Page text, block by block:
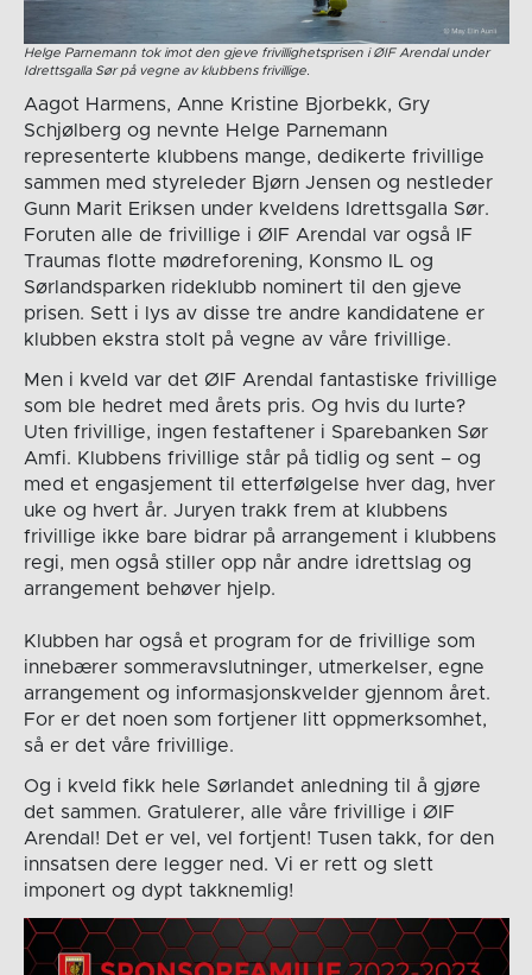
Helge Parnemann tok imot den gjeve frivillighetsprisen i ØIF Arendal under
Idrettsgalla Sør på vegne av klubbens frivillige.
Aagot Harmens, Anne Kristine Bjorbekk, Gry
Schjølberg og nevnte Helge Parnemann
representerte klubbens mange, dedikerte frivillige
sammen med styreleder Bjørn Jensen og nestleder
Gunn Marit Eriksen under kveldens Idrettsgalla Sør.
Foruten alle de frivillige i ØIF Arendal var også IF
Traumas flotte mødreforening, Konsmo IL og
Sørlandsparken rideklubb nominert til den gjeve
prisen. Sett i lys av disse tre andre kandidatene er
klubben ekstra stolt på vegne av våre frivillige.
Men i kveld var det ØIF Arendal fantastiske frivillige
som ble hedret med årets pris. Og hvis du lurte?
Uten frivillige, ingen festaftener i Sparebanken Sør
Amfi. Klubbens frivillige står på tidlig og sent – og
med et engasjement til etterfølgelse hver dag, hver
uke og hvert år. Juryen trakk frem at klubbens
frivillige ikke bare bidrar på arrangement i klubbens
regi, men også stiller opp når andre idrettslag og
arrangement behøver hjelp.
Klubben har også et program for de frivillige som
innebærer sommeravslutninger, utmerkelser, egne
arrangement og informasjonskvelder gjennom året.
For er det noen som fortjener litt oppmerksomhet,
så er det våre frivillige.
Og i kveld fikk hele Sørlandet anledning til å gjøre
det sammen. Gratulerer, alle våre frivillige i ØIF
Arendal! Det er vel, vel fortjent! Tusen takk, for den
innsatsen dere legger ned. Vi er rett og slett
imponert og dypt takknemlig!